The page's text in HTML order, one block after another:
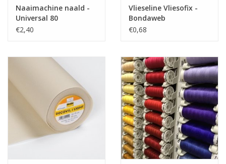
Naaimachine naald -
Universal 80
€2,40
Vlieseline Vliesofix -
Bondaweb
€0,68